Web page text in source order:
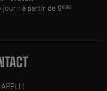
jour : à partir de 9€90
!